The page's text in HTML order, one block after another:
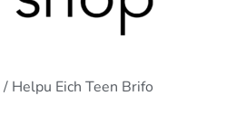
/ Helpu Eich Teen Brifo